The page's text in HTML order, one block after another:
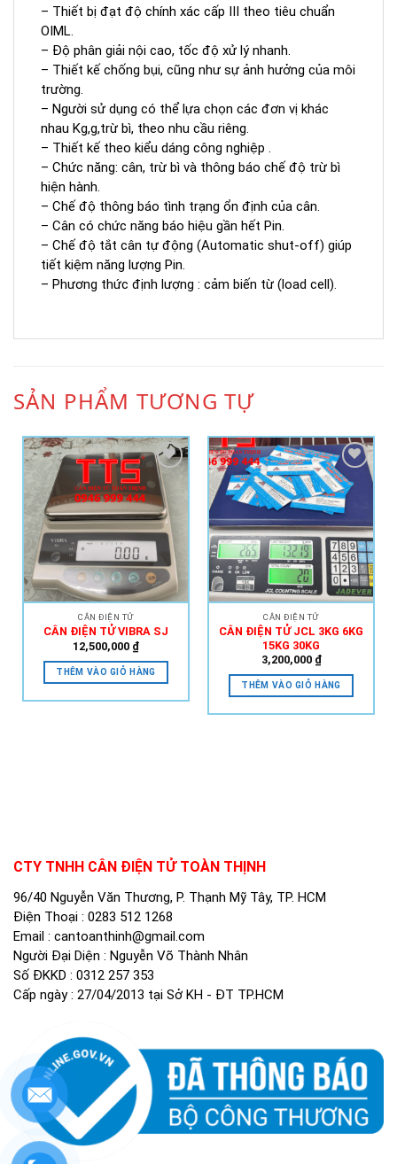
– Thiết bị đạt độ chính xác cấp III theo tiêu chuẩn
OIML.
– Độ phân giải nội cao, tốc độ xử lý nhanh.
– Thiết kế chống bụi, cũng như sự ảnh hưởng của môi
trường.
– Người sử dụng có thể lựa chọn các đơn vị khác
nhau Kg,g,trừ bì, theo nhu cầu riêng.
– Thiết kế theo kiểu dáng công nghiệp .
– Chức năng: cân, trừ bì và thông báo chế độ trừ bì
hiện hành.
– Chế độ thông báo tình trạng ổn định của cân.
– Cân có chức năng báo hiệu gần hết Pin.
– Chế độ tắt cân tự động (Automatic shut-off) giúp
tiết kiệm năng lượng Pin.
– Phương thức định lượng : cảm biến từ (load cell).
SẢN PHẨM TƯƠNG TỰ
Add to
Wishlist
CÂN ĐIỆN TỬ
CÂN ĐIỆN TỬ VIBRA SJ
12,500,000 ₫
THÊM VÀO GIỎ HÀNG
Add to
Wishlist
CÂN ĐIỆN TỬ
CÂN ĐIỆN TỬ JCL 3KG 6KG
15KG 30KG
3,200,000 ₫
THÊM VÀO GIỎ HÀNG
CTY TNHH CÂN ĐIỆN TỬ TOÀN THỊNH
96/40 Nguyễn Văn Thương, P. Thạnh Mỹ Tây, TP. HCM
Điện Thoại : 0283 512 1268
Email : cantoanthinh@gmail.com
Người Đại Diện : Nguyễn Võ Thành Nhân
Số ĐKKD : 0312 257 353
Cấp ngày : 27/04/2013 tại Sở KH - ĐT TP.HCM